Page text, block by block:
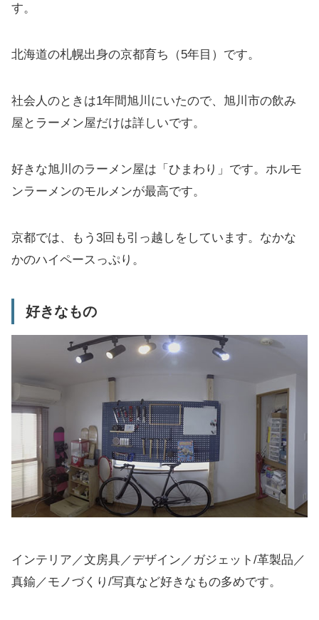
す。
北海道の札幌出身の京都育ち（5年目）です。
社会人のときは1年間旭川にいたので、旭川市の飲み
屋とラーメン屋だけは詳しいです。
好きな旭川のラーメン屋は「ひまわり」です。ホルモ
ンラーメンのモルメンが最高です。
京都では、もう3回も引っ越しをしています。なかな
かのハイペースっぷり。
好きなもの
インテリア／文房具／デザイン／ガジェット/革製品／
真鍮／モノづくり/写真など好きなもの多めです。